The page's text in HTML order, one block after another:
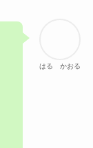
はる かおる